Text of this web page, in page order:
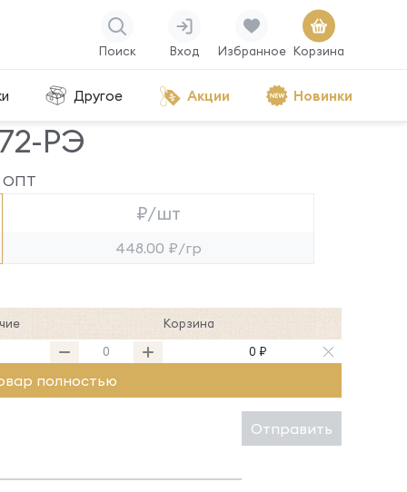
Поиск Вход Избранное Корзина
Другое Акции Новинки
РЭ
ОПТ
₽/шт
448.00 ₽/гр
Корзина
0 ₽
полностью
Отправить